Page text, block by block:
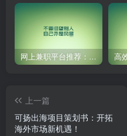
网上兼职平台推荐：国外网赚任务！
上一篇
可扬出海项目策划书：开拓
海外市场新机遇！